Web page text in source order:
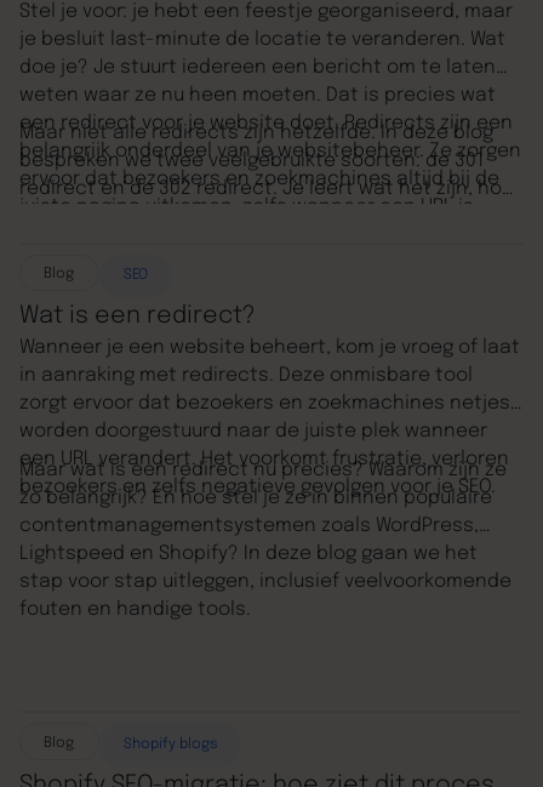
wat is een redirect.
Stel je voor: je hebt een feestje georganiseerd, maar
je besluit last-minute de locatie te veranderen. Wat
doe je? Je stuurt iedereen een bericht om te laten
weten waar ze nu heen moeten. Dat is precies wat
een redirect voor je website doet. Redirects zijn een
belangrijk onderdeel van je websitebeheer. Ze zorgen
ervoor dat bezoekers en zoekmachines altijd bij de
juiste pagina uitkomen, zelfs wanneer een URL is
Maar niet alle redirects zijn hetzelfde. In deze blog
bespreken we twee veelgebruikte soorten: de 301
redirect en de 302 redirect. Je leert wat het zijn, hoe
meer weten over wat redirects precies zijn? Lees
dan onze blog:
wat is een redirect
details zoals HTTP-methoden en het gebruik van het
htaccess-bestand, kun je terecht in onze blog over
detechnische kant van redirects.
Blog SEO
Wat is een redirect?
Wanneer je een website beheert, kom je vroeg of laat
in aanraking met redirects. Deze onmisbare tool
zorgt ervoor dat bezoekers en zoekmachines netjes
worden doorgestuurd naar de juiste plek wanneer
een URL verandert. Het voorkomt frustratie, verloren
bezoekers en zelfs negatieve gevolgen voor je SEO.
Maar wat is een redirect nu precies? Waarom zijn ze
zo belangrijk? En hoe stel je ze in binnen populaire
contentmanagementsystemen zoals WordPress,
Lightspeed en Shopify? In deze blog gaan we het
stap voor stap uitleggen, inclusief veelvoorkomende
fouten en handige tools.
Blog Shopify blogs